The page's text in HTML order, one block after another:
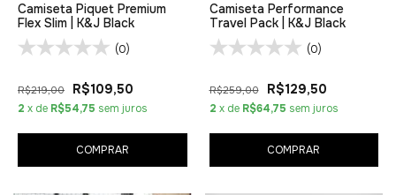
Camiseta Piquet Premium
Flex Slim | K&J Black
(0)
R$219,00 R$109,50
2 x de R$54,75 sem juros
COMPRAR
Camiseta Performance
Travel Pack | K&J Black
(0)
R$259,00 R$129,50
2 x de R$64,75 sem juros
COMPRAR